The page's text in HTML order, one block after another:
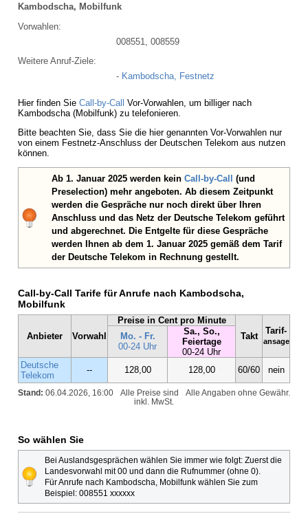
Kambodscha, Mobilfunk
Vorwahlen:
008551, 008559
Weitere Anruf-Ziele:
- Kambodscha, Festnetz
Hier finden Sie Call-by-Call Vor-Vorwahlen, um billiger nach
Kambodscha (Mobilfunk) zu telefonieren.
Bitte beachten Sie, dass Sie die hier genannten Vor-Vorwahlen nur
von einem Festnetz-Anschluss der Deutschen Telekom aus nutzen
können.
Ab 1. Januar 2025 werden kein Call-by-Call (und
Preselection) mehr angeboten. Ab diesem Zeitpunkt
werden die Gespräche nur noch direkt über Ihren
Anschluss und das Netz der Deutsche Telekom geführt
und abgerechnet. Die Entgelte für diese Gespräche
werden Ihnen ab dem 1. Januar 2025 gemäß dem Tarif
der Deutsche Telekom in Rechnung gestellt.
Call-by-Call Tarife für Anrufe nach Kambodscha,
Mobilfunk
Anbieter Vorwahl
Preise in Cent pro Minute
Takt
Tarif-
ansage
Mo. - Fr.
00-24 Uhr
Sa., So.,
Feiertage
00-24 Uhr
Deutsche
Telekom
-- 128,00 128,00 60/60 nein
Stand: 06.04.2026, 16:00 Alle Angaben ohne Gewähr.
Alle Preise sind
inkl. MwSt.
So wählen Sie
Bei Auslandsgesprächen wählen Sie immer wie folgt: Zuerst die
Landesvorwahl mit 00 und dann die Rufnummer (ohne 0).
Für Anrufe nach Kambodscha, Mobilfunk wählen Sie zum
Beispiel: 008551 xxxxxx